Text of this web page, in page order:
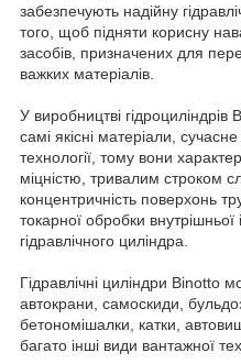
забезпечують надійну
того, щоб підняти корисну
засобів, призначених для
важких матеріалів.
У виробництві
самі якісні матеріали,
технології, тому вони
міцністю, тривалим строком
концентричність поверхонь
токарної обробки внутрішньої
гідравлічного циліндра.
Гідравлічні циліндри Binotto
автокрани, самоскиди,
бетономішалки, катки,
багато інші види вантажної